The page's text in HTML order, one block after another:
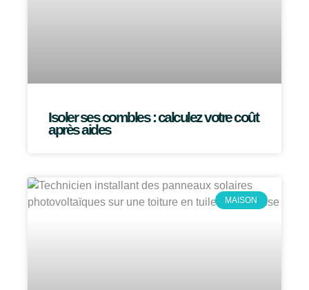
Isoler ses combles : calculez votre coût
après aides
MAISON